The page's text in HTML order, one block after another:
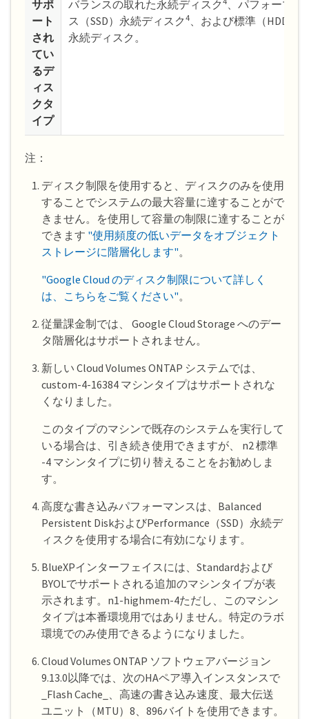
サポ
ート
され
てい
るデ
ィス
クタ
イプ
バランスの取れた永続ディスク
、パフォーマン
ス（SSD）永続ディスク 4
、および標準（HDD）
永続ディスク。
注：
ディスク制限を使用すると、ディスクのみを使用
することでシステムの最大容量に達することがで
きません。を使用して容量の制限に達することが
できます "使用頻度の低いデータをオブジェクト
ストレージに階層化します"。
"Google Cloud のディスク制限について詳しく
は、こちらをご覧ください"。
従量課金制では、 Google Cloud Storage へのデー
タ階層化はサポートされません。
新しい Cloud Volumes ONTAP システムでは、
custom-4-16384 マシンタイプはサポートされな
くなりました。
このタイプのマシンで既存のシステムを実行して
いる場合は、引き続き使用できますが、 n2 標準
-4 マシンタイプに切り替えることをお勧めしま
す。
高度な書き込みパフォーマンスは、Balanced
Persistent DiskおよびPerformance（SSD）永続デ
ィスクを使用する場合に有効になります。
BlueXPインターフェイスには、Standardおよび
BYOLでサポートされる追加のマシンタイプが表
示されます。n1-highmem-4ただし、このマシン
タイプは本番環境用ではありません。特定のラボ
環境でのみ使用できるようになりました。
Cloud Volumes ONTAP ソフトウェアバージョン
9.13.0以降では、次のHAペア導入インスタンスで
_Flash Cache_、高速の書き込み速度、最大伝送
ユニット（MTU）8、896バイトを使用できます。